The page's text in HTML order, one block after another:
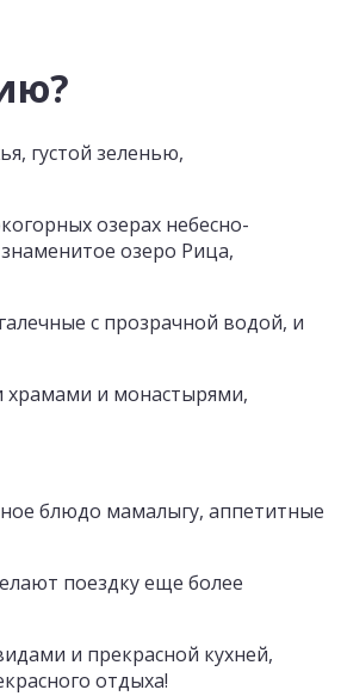
густой зеленью,
озерах небесно-
озеро Рица,
с прозрачной водой, и
храмами и монастырями,
блюдо мамалыгу, аппетитные
поездку еще более
и прекрасной кухней,
отдыха!